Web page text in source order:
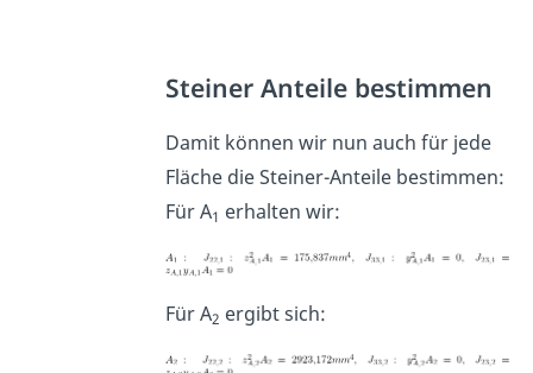
Steiner Anteile bestimmen
Damit können wir nun auch für jede
Fläche die Steiner-Anteile bestimmen:
Für A1 erhalten wir:
Für A2 ergibt sich: